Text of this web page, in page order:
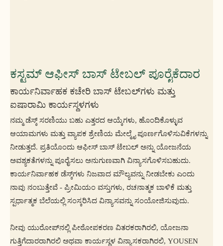
ಕಸ್ಟಮ್ ಆಫೀಸ್ ಬಾಸ್ ಟೇಬಲ್ ಪೂರೈಕೆದಾರ
ಕಾರ್ಯನಿರ್ವಾಹಕ ಕಚೇರಿ ಬಾಸ್ ಟೇಬಲ್‌ಗಳು ಮತ್ತು
ಐಷಾರಾಮಿ ಕಾರ್ಯಸ್ಥಳಗಳು
ನಮ್ಮ ಡೆಸ್ಕ್ ಸರಣಿಯು ಬಹು ಎತ್ತರದ ಆಯ್ಕೆಗಳು, ಹೊಂದಿಕೊಳ್ಳುವ
ಆಯಾಮಗಳು ಮತ್ತು ವ್ಯಾಪಕ ಶ್ರೇಣಿಯ ಮೇಲ್ಮೈ ಪೂರ್ಣಗೊಳಿಸುವಿಕೆಗಳನ್ನು
ನೀಡುತ್ತದೆ. ಪ್ರತಿಯೊಂದು ಆಫೀಸ್ ಬಾಸ್ ಟೇಬಲ್ ಅನ್ನು ಯೋಜನೆಯ
ಅವಶ್ಯಕತೆಗಳನ್ನು ಪೂರೈಸಲು ಅನುಗುಣವಾಗಿ ವಿನ್ಯಾಸಗೊಳಿಸಬಹುದು.
ಕಾರ್ಯನಿರ್ವಾಹಕ ಡೆಸ್ಕ್‌ಗಳು ನಿಜವಾದ ಮೌಲ್ಯವನ್ನು ನೀಡಬೇಕು ಎಂದು
ನಾವು ನಂಬುತ್ತೇವೆ - ಪ್ರೀಮಿಯಂ ವಸ್ತುಗಳು, ರಚನಾತ್ಮಕ ಬಾಳಿಕೆ ಮತ್ತು
ಸ್ಪರ್ಧಾತ್ಮಕ ಬೆಲೆಯಲ್ಲಿ ಸಂಸ್ಕರಿಸಿದ ವಿನ್ಯಾಸವನ್ನು ಸಂಯೋಜಿಸುವುದು.
ನೀವು ಯುರೋಪ್‌ನಲ್ಲಿ ಪೀಠೋಪಕರಣ ವಿತರಕರಾಗಿರಲಿ, ಯೋಜನಾ
ಗುತ್ತಿಗೆದಾರರಾಗಿರಲಿ ಅಥವಾ ಕಾರ್ಯಸ್ಥಳ ವಿನ್ಯಾಸಕರಾಗಿರಲಿ, YOUSEN